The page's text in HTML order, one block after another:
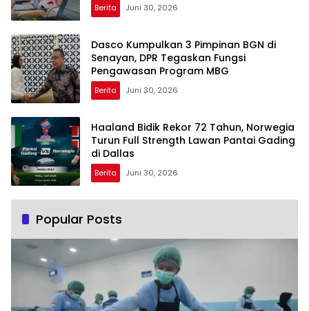
Berita Juni 30, 2026
Dasco Kumpulkan 3 Pimpinan BGN di
Senayan, DPR Tegaskan Fungsi
Pengawasan Program MBG
Berita Juni 30, 2026
Haaland Bidik Rekor 72 Tahun, Norwegia
Turun Full Strength Lawan Pantai Gading
di Dallas
Berita Juni 30, 2026
Popular Posts